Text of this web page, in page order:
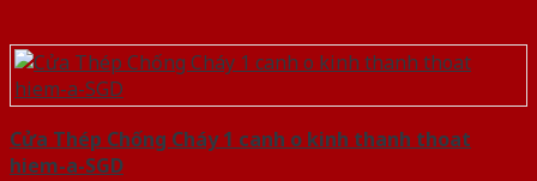
Cửa Thép Chống Cháy 1 canh o kinh thanh thoat
hiem-a-SGD